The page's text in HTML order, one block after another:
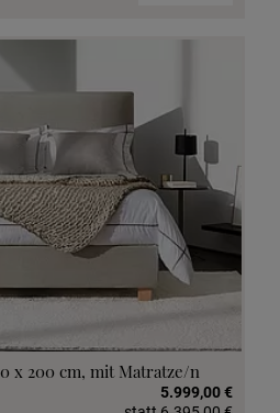
x 200 cm, mit Matratze/n
5.999,00 €